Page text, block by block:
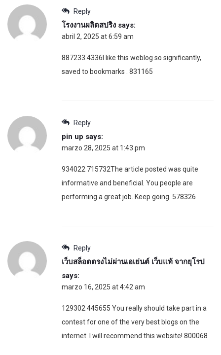
Reply
โรงงานผลิตสปริง says:
abril 2, 2025 at 6:59 am
887233 4336I like this weblog so significantly,
saved to bookmarks . 831165
Reply
pin up says:
marzo 28, 2025 at 1:43 pm
934022 715732The article posted was quite
informative and beneficial. You people are
performing a great job. Keep going. 578326
Reply
เว็บสล็อตตรงไม่ผ่านเอเย่นต์ เว็บแท้ จากยุโรป
says:
marzo 16, 2025 at 4:42 am
129302 445655 You really should take part in a
contest for one of the very best blogs on the
internet. I will recommend this website! 800068